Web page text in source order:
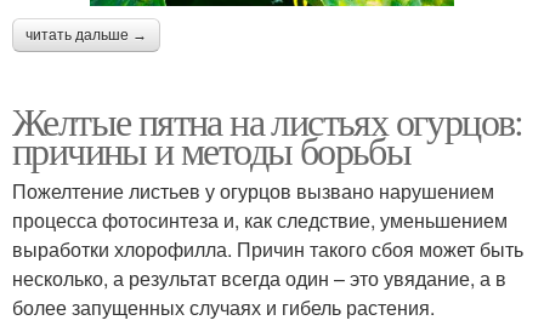
читать дальше →
Желтые пятна на листьях огурцов:
причины и методы борьбы
Пожелтение листьев у огурцов вызвано нарушением
процесса фотосинтеза и, как следствие, уменьшением
выработки хлорофилла. Причин такого сбоя может быть
несколько, а результат всегда один – это увядание, а в
более запущенных случаях и гибель растения.